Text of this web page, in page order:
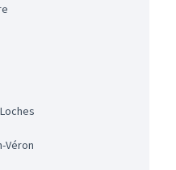
Véron